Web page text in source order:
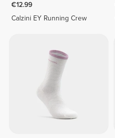
€12.99
Calzini EY Running Crew